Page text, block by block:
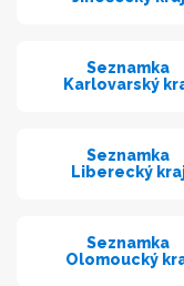
Seznamka
Karlovarský
Seznamka
Liberecký
Seznamka
Olomoucký